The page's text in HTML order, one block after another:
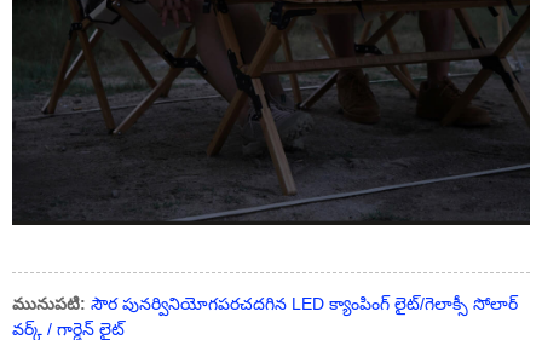
మునుపటి: సౌర పునర్వినియోగపరచదగిన LED క్యాంపింగ్ లైట్/గెలాక్సీ సోలార్
వర్క్ / గార్డెన్ లైట్